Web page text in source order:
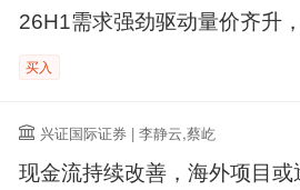
26H1需求强劲驱动量价齐升
买入
兴证国际证券 | 李静云,蔡屹
现金流持续改善，海外项目或